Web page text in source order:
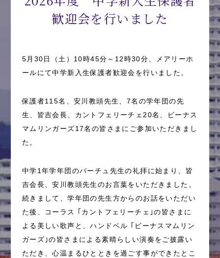
歓迎会を行いました
5月30日（土）10時45分～12時30分、メアリーホ
ールにて中学新入生保護者歓迎会を行いました。
保護者115名、安川教頭先生、7名の学年団の先
生、皆吉会長、カントフェリーチェ20名、ビーナス
マムリンガーズ17名の皆さまにご参加いただきまし
た。
中学1年学年団のバーチュ先生の礼拝に始まり、皆
吉会長、安川教頭先生のお言葉をいただきました。
続きまして、学年団の先生方からのお話をいただい
た後、コーラス ｢カントフェリーチェ｣の皆さまに
よる美しい歌声と、ハンドベル ｢ビーナスマムリン
ガーズ｣の皆さまによる素晴らしい演奏をご披露い
ただき、心温まるひとときを過ごす事ができたとこ